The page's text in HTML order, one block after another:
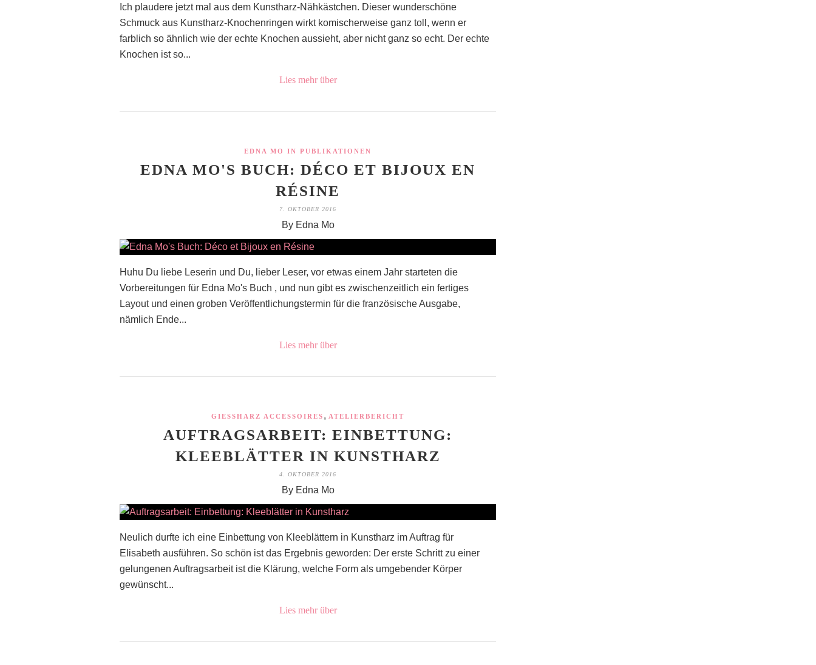
Ich plaudere jetzt mal aus dem Kunstharz-Nähkästchen. Dieser wunderschöne
Schmuck aus Kunstharz-Knochenringen wirkt komischerweise ganz toll, wenn er
farblich so ähnlich wie der echte Knochen aussieht, aber nicht ganz so echt. Der echte
Knochen ist so...
Lies mehr über
EDNA MO IN PUBLIKATIONEN
EDNA MO'S BUCH: DÉCO ET BIJOUX EN
RÉSINE
7. OKTOBER 2016
By Edna Mo
Huhu Du liebe Leserin und Du, lieber Leser, vor etwas einem Jahr starteten die
Vorbereitungen für Edna Mo's Buch , und nun gibt es zwischenzeitlich ein fertiges
Layout und einen groben Veröffentlichungstermin für die französische Ausgabe,
nämlich Ende...
Lies mehr über
GIESSHARZ ACCESSOIRES , ATELIERBERICHT
AUFTRAGSARBEIT: EINBETTUNG:
KLEEBLÄTTER IN KUNSTHARZ
4. OKTOBER 2016
By Edna Mo
Neulich durfte ich eine Einbettung von Kleeblättern in Kunstharz im Auftrag für
Elisabeth ausführen. So schön ist das Ergebnis geworden: Der erste Schritt zu einer
gelungenen Auftragsarbeit ist die Klärung, welche Form als umgebender Körper
gewünscht...
Lies mehr über